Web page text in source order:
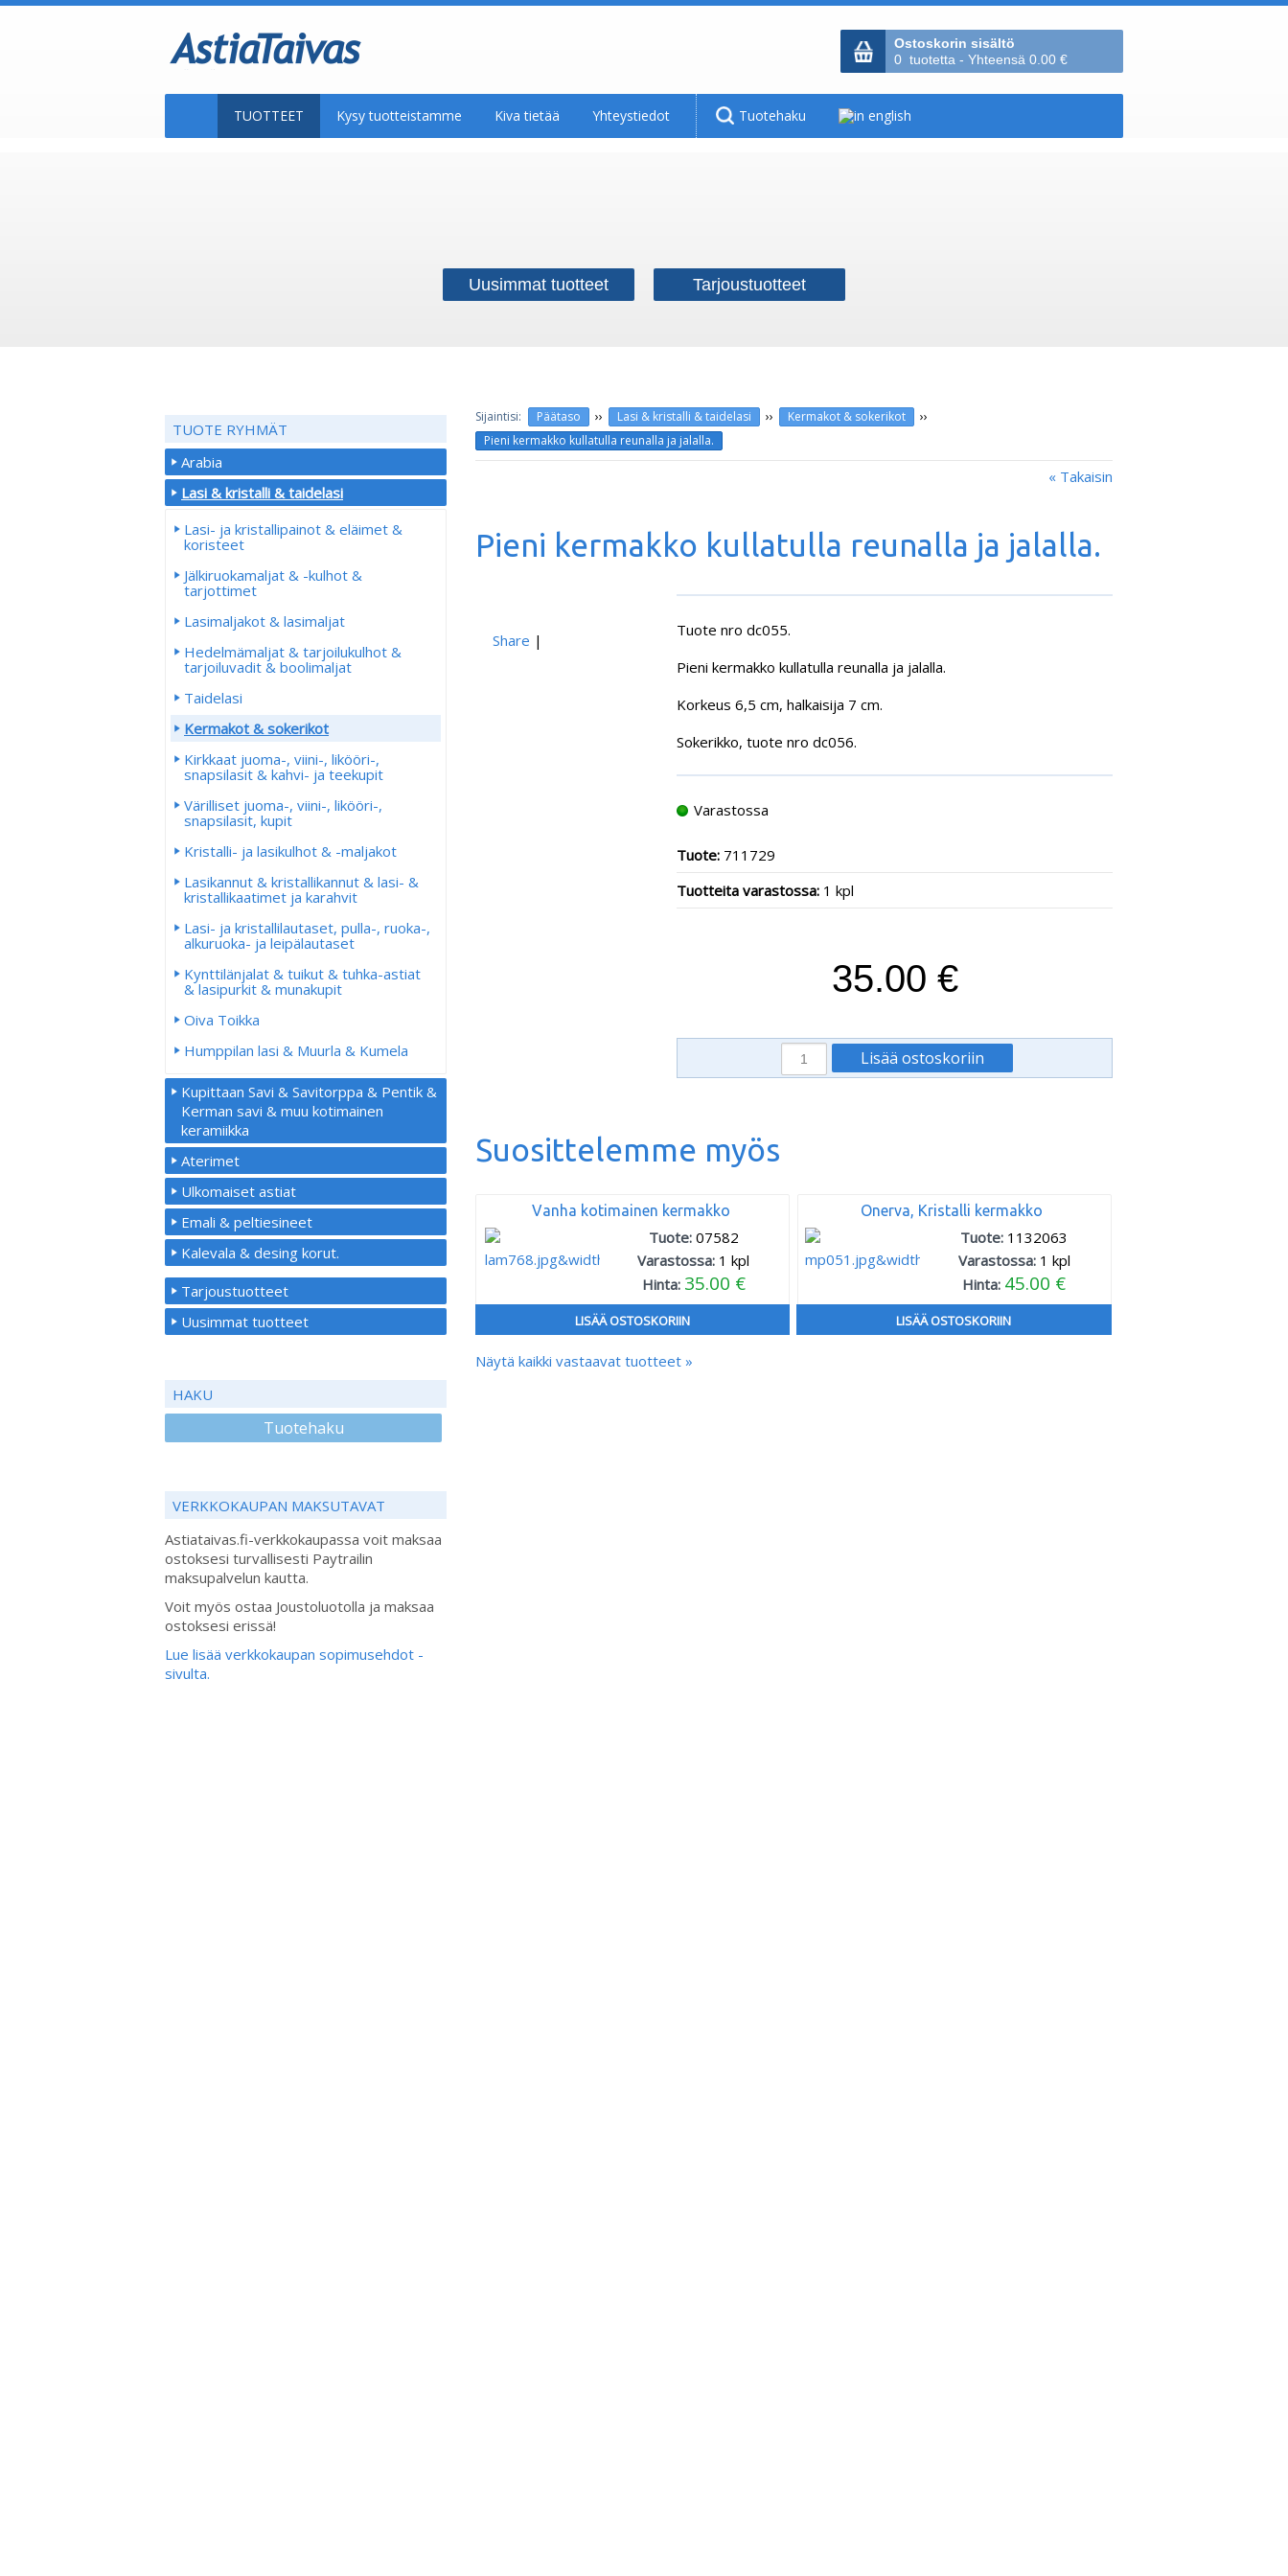
Ostoskorin sisältö
0 tuotetta - Yhteensä 0.00 €
TUOTTEET Kysy tuotteistamme Kiva tietää Yhteystiedot Tuotehaku
Uusimmat tuotteet Tarjoustuotteet
Päätaso ›› Lasi & kristalli & taidelasi ›› Kermakot & sokerikot ››
Pieni kermakko kullatulla reunalla ja jalalla.
« Takaisin
Pieni kermakko kullatulla reunalla ja jalalla.
Share |
Tuote nro dc055.
Pieni kermakko kullatulla reunalla ja jalalla.
Korkeus 6,5 cm, halkaisija 7 cm.
Sokerikko, tuote nro dc056.
Varastossa
Tuote: 711729
Tuotteita varastossa: 1 kpl
35.00 €
Suosittelemme myös
Vanha kotimainen kermakko
Tuote: 07582
Varastossa: 1 kpl
Hinta: 35.00 €
LISÄÄ OSTOSKORIIN
Onerva, Kristalli kermakko
Tuote: 1132063
Varastossa: 1 kpl
Hinta: 45.00 €
LISÄÄ OSTOSKORIIN
Näytä kaikki vastaavat tuotteet »
TUOTE RYHMÄT
Arabia
Lasi & kristalli & taidelasi
Lasi- ja kristallipainot & eläimet &
koristeet
Jälkiruokamaljat & -kulhot &
tarjottimet
Lasimaljakot & lasimaljat
Hedelmämaljat & tarjoilukulhot &
tarjoiluvadit & boolimaljat
Taidelasi
Kermakot & sokerikot
Kirkkaat juoma-, viini-, likööri-,
snapsilasit & kahvi- ja teekupit
Värilliset juoma-, viini-, likööri-,
snapsilasit, kupit
Kristalli- ja lasikulhot & -maljakot
Lasikannut & kristallikannut & lasi- &
kristallikaatimet ja karahvit
Lasi- ja kristallilautaset, pulla-, ruoka-,
alkuruoka- ja leipälautaset
Kynttilänjalat & tuikut & tuhka-astiat
& lasipurkit & munakupit
Oiva Toikka
Humppilan lasi & Muurla & Kumela
Kupittaan Savi & Savitorppa & Pentik &
Kerman savi & muu kotimainen
keramiikka
Aterimet
Ulkomaiset astiat
Emali & peltiesineet
Kalevala & desing korut.
Tarjoustuotteet
Uusimmat tuotteet
HAKU
Tuotehaku
VERKKOKAUPAN MAKSUTAVAT
Astiataivas.fi-verkkokaupassa voit maksaa
ostoksesi turvallisesti Paytrailin
maksupalvelun kautta.
Voit myös ostaa Joustoluotolla ja maksaa
ostoksesi erissä!
Lue lisää verkkokaupan sopimusehdot -
sivulta.